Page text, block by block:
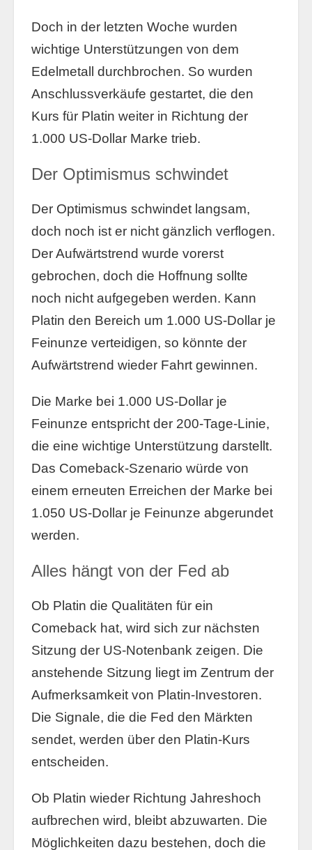
Doch in der letzten Woche wurden
wichtige Unterstützungen von dem
Edelmetall durchbrochen. So wurden
Anschlussverkäufe gestartet, die den
Kurs für Platin weiter in Richtung der
1.000 US-Dollar Marke trieb.
Der Optimismus schwindet
Der Optimismus schwindet langsam,
doch noch ist er nicht gänzlich verflogen.
Der Aufwärtstrend wurde vorerst
gebrochen, doch die Hoffnung sollte
noch nicht aufgegeben werden. Kann
Platin den Bereich um 1.000 US-Dollar je
Feinunze verteidigen, so könnte der
Aufwärtstrend wieder Fahrt gewinnen.
Die Marke bei 1.000 US-Dollar je
Feinunze entspricht der 200-Tage-Linie,
die eine wichtige Unterstützung darstellt.
Das Comeback-Szenario würde von
einem erneuten Erreichen der Marke bei
1.050 US-Dollar je Feinunze abgerundet
werden.
Alles hängt von der Fed ab
Ob Platin die Qualitäten für ein
Comeback hat, wird sich zur nächsten
Sitzung der US-Notenbank zeigen. Die
anstehende Sitzung liegt im Zentrum der
Aufmerksamkeit von Platin-Investoren.
Die Signale, die die Fed den Märkten
sendet, werden über den Platin-Kurs
entscheiden.
Ob Platin wieder Richtung Jahreshoch
aufbrechen wird, bleibt abzuwarten. Die
Möglichkeiten dazu bestehen, doch die